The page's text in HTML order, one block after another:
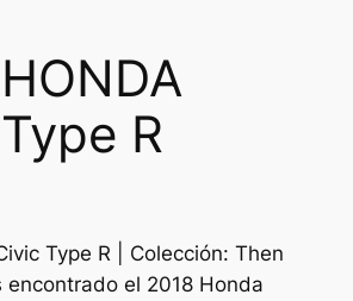
R
Type R | Colección: Then
encontrado el 2018 Honda